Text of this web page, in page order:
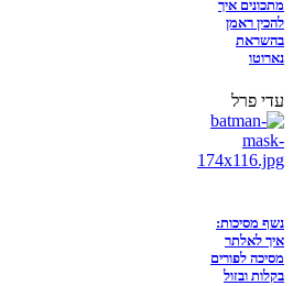
מתכונים איך
להכין ראמן
בהשראת
נארוטו
עדי פרל
נשף מסיכות:
איך לאלתר
מסיכה לפורים
בקלות ובזול